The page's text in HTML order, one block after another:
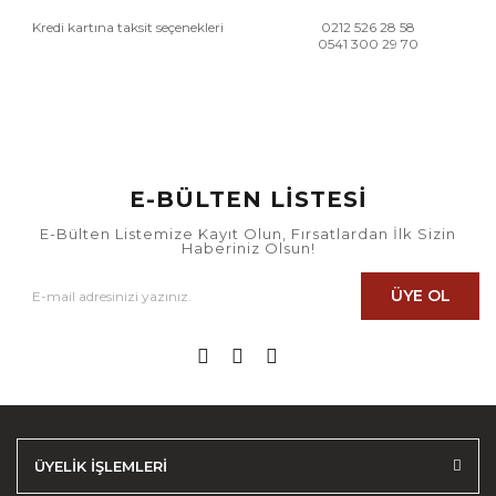
Kredi kartına taksit seçenekleri
0212 526 28 58
0541 300 29 70
E-BÜLTEN LİSTESİ
E-Bülten Listemize Kayıt Olun, Fırsatlardan İlk Sizin
Haberiniz Olsun!
ÜYE OL
ÜYELİK İŞLEMLERİ